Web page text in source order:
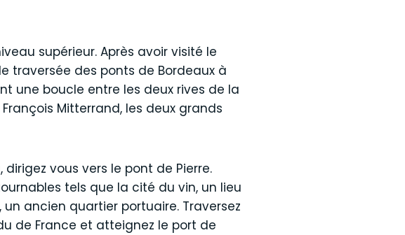
supérieur. Après avoir visité le
des ponts de Bordeaux à
une boucle entre les deux rives de la
Mitterrand, les deux grands
vous vers le pont de Pierre.
tels que la cité du vin, un lieu
ancien quartier portuaire. Traversez
de France et atteignez le port de